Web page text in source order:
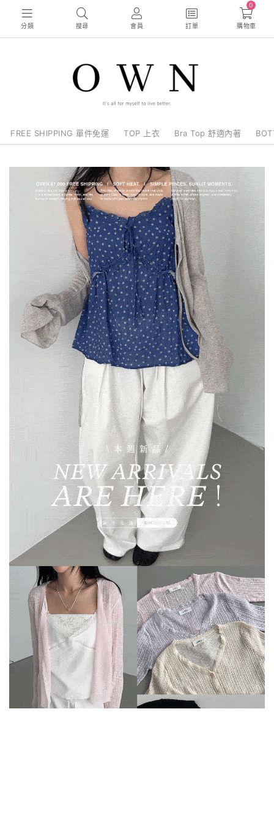
分類 搜尋 會員 訂單
0
購物車
FREE SHIPPING 單件免運 TOP 上衣 Bra Top 舒適內著